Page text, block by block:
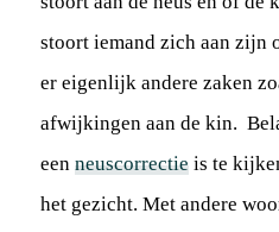
stoort iemand zich aan zijn
er eigenlijk andere zaken
afwijkingen aan de kin.
een neuscorrectieis te
het gezicht. Met andere